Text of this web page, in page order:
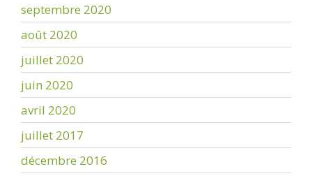
septembre 2020
août 2020
juillet 2020
juin 2020
avril 2020
juillet 2017
décembre 2016